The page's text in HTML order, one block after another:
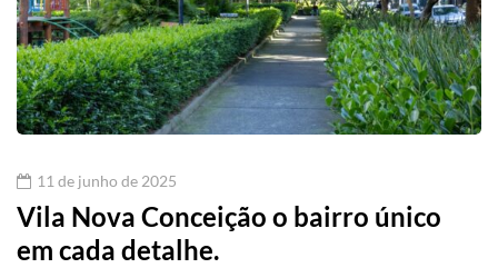
11 de junho de 2025
Vila Nova Conceição o bairro único
em cada detalhe.